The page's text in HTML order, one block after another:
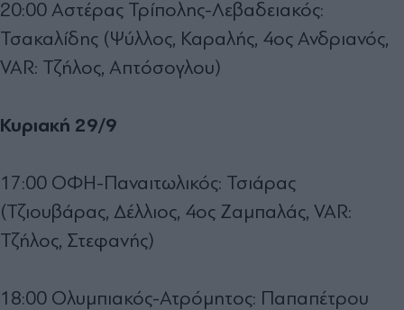
20:00 Αστέρας Τρίπολης-Λεβαδειακός:
Τσακαλίδης (Ψύλλος, Καραλής, 4ος Ανδριανός,
VAR: Τζήλος, Απτόσογλου)
Κυριακή 29/9
17:00 ΟΦΗ-Παναιτωλικός: Τσιάρας
(Τζιουβάρας, Δέλλιος, 4ος Ζαμπαλάς, VAR:
Τζήλος, Στεφανής)
18:00 Ολυμπιακός-Ατρόμητος: Παπαπέτρου